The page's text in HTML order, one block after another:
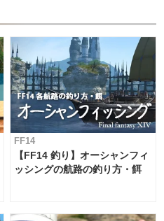
FF14
【FF14 釣り】オーシャンフィ
ッシングの航路の釣り方・餌